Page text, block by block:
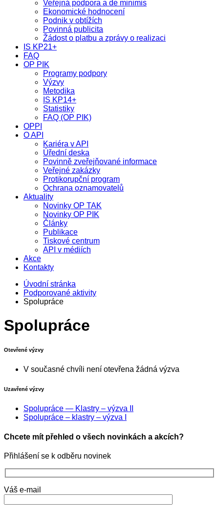
Veřejná podpora a de minimis
Ekonomické hodnocení
Podnik v obtížích
Povinná publicita
Žádost o platbu a zprávy o realizaci
IS KP21+
FAQ
OP PIK
Programy podpory
Výzvy
Metodika
IS KP14+
Statistiky
FAQ (OP PIK)
OPPI
O API
Kariéra v API
Úřední deska
Povinně zveřejňované informace
Veřejné zakázky
Protikorupční program
Ochrana oznamovatelů
Aktuality
Novinky OP TAK
Novinky OP PIK
Články
Publikace
Tiskové centrum
API v médiích
Akce
Kontakty
Úvodní stránka
Podporované aktivity
Spolupráce
Spolupráce
Otevřené výzvy
V současné chvíli není otevřena žádná výzva
Uzavřené výzvy
Spolupráce — Klastry – výzva II
Spolupráce – klastry – výzva I
Chcete mít přehled o všech novinkách a akcích?
Přihlášení se k odběru novinek
Váš e-mail